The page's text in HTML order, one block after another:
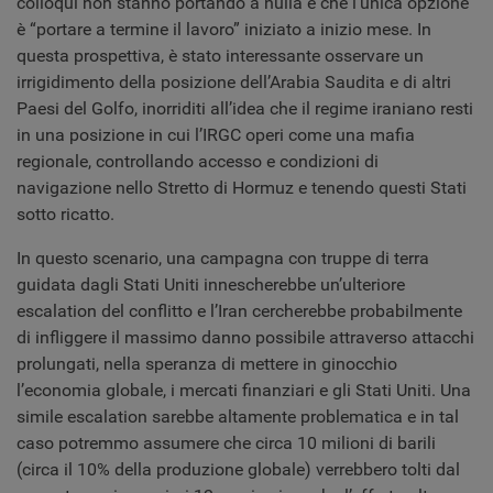
è “portare a termine il lavoro” iniziato a inizio mese. In
questa prospettiva, è stato interessante osservare un
irrigidimento della posizione dell’Arabia Saudita e di altri
Paesi del Golfo, inorriditi all’idea che il regime iraniano resti
in una posizione in cui l’IRGC operi come una mafia
regionale, controllando accesso e condizioni di
navigazione nello Stretto di Hormuz e tenendo questi Stati
sotto ricatto.
In questo scenario, una campagna con truppe di terra
guidata dagli Stati Uniti innescherebbe un’ulteriore
escalation del conflitto e l’Iran cercherebbe probabilmente
di infliggere il massimo danno possibile attraverso attacchi
prolungati, nella speranza di mettere in ginocchio
l’economia globale, i mercati finanziari e gli Stati Uniti. Una
simile escalation sarebbe altamente problematica e in tal
caso potremmo assumere che circa 10 milioni di barili
(circa il 10% della produzione globale) verrebbero tolti dal